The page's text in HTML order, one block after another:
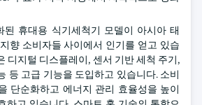
된 휴대용 식기세척기 모델이 아시아 태
향 소비자들 사이에서 인기를 얻고 있습
디지털 디스플레이, 센서 기반 세척 주기,
등 고급 기능을 도입하고 있습니다. 소비
단순화하고 에너지 관리 효율성을 높이